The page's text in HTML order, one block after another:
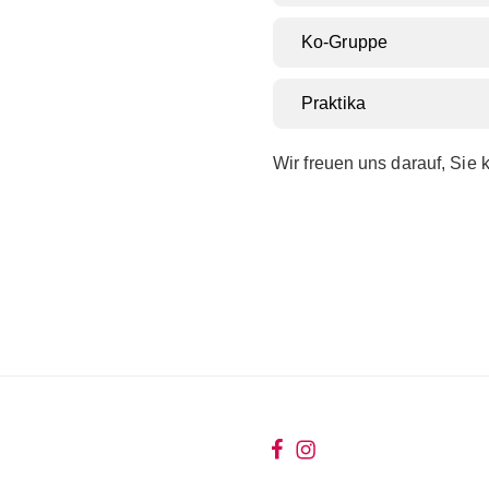
Ko-Gruppe
Praktika
Wir freuen uns darauf, Sie
wir wir